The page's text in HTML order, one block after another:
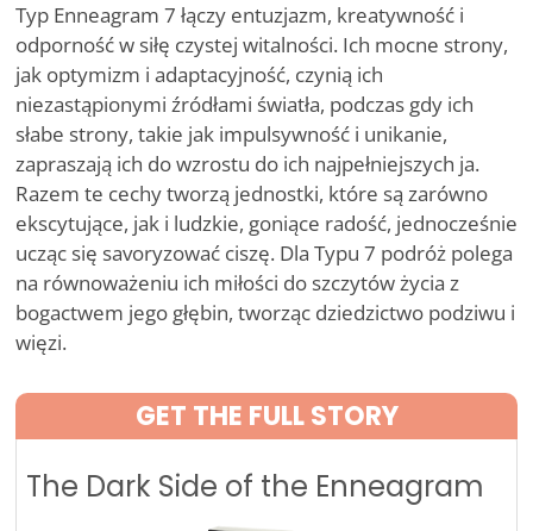
Typ Enneagram 7 łączy entuzjazm, kreatywność i
odporność w siłę czystej witalności. Ich mocne strony,
jak optymizm i adaptacyjność, czynią ich
niezastąpionymi źródłami światła, podczas gdy ich
słabe strony, takie jak impulsywność i unikanie,
zapraszają ich do wzrostu do ich najpełniejszych ja.
Razem te cechy tworzą jednostki, które są zarówno
ekscytujące, jak i ludzkie, goniące radość, jednocześnie
ucząc się savoryzować ciszę. Dla Typu 7 podróż polega
na równoważeniu ich miłości do szczytów życia z
bogactwem jego głębin, tworząc dziedzictwo podziwu i
więzi.
GET THE FULL STORY
The Dark Side of the Enneagram